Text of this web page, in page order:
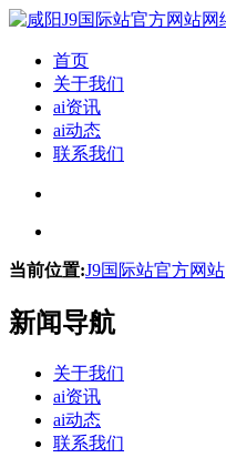
首页
关于我们
ai资讯
ai动态
联系我们
当前位置:J9国际站官方网站
新闻导航
关于我们
ai资讯
ai动态
联系我们